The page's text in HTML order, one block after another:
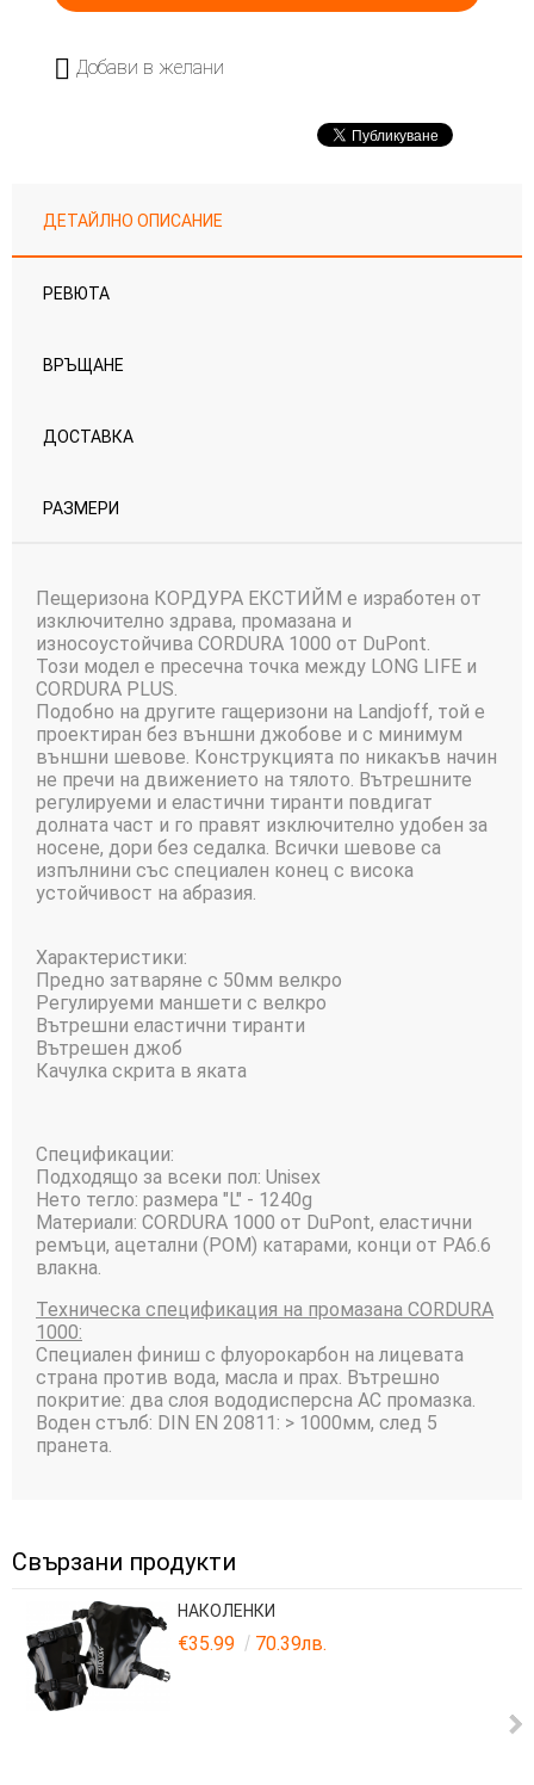
Добави в желани
ДЕТАЙЛНО ОПИСАНИЕ
РЕВЮТА
ВРЪЩАНЕ
ДОСТАВКА
РАЗМЕРИ
Пещеризона КОРДУРА ЕКСТИЙМ е изработен от
изключително здрава, промазана и
износоустойчива CORDURA 1000 от DuPont.
Този модел е пресечна точка между LONG LIFE и
CORDURA PLUS.
Подобно на другите гащеризони на Landjoff, той е
проектиран без външни джобове и с минимум
външни шевове. Конструкцията по никакъв начин
не пречи на движението на тялото. Вътрешните
регулируеми и еластични тиранти повдигат
долната част и го правят изключително удобен за
носене, дори без седалка. Всички шевове са
изпълнини със специален конец с висока
устойчивост на абразия.
Характеристики:
Предно затваряне с 50мм велкро
Регулируеми маншети с велкро
Вътрешни еластични тиранти
Вътрешен джоб
Качулка скрита в яката
Спецификации:
Подходящо за всеки пол: Unisex
Нето тегло: размера "L" - 1240g
Материали: CORDURA 1000 от DuPont, еластични
ремъци, ацетални (POM) катарами, конци от PA6.6
влакна.
Техническа спецификация на промазана CORDURA
1000:
Специален финиш с флуорокарбон на лицевата
страна против вода, масла и прах. Вътрешно
покритие: два слоя вододисперсна AC промазка.
Воден стълб: DIN EN 20811: > 1000мм, след 5
пранета.
Свързани продукти
НАКОЛЕНКИ
€35.99 70.39лв.